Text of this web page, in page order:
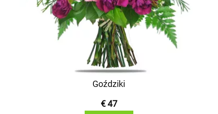
Goździki
€ 47